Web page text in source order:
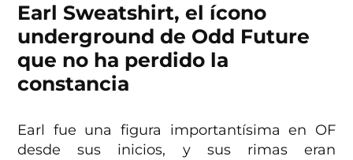
Earl Sweatshirt, el ícono
underground de Odd Future
que no ha perdido la
constancia
Earl fue una figura importantísima en OF
desde sus inicios, y sus rimas eran